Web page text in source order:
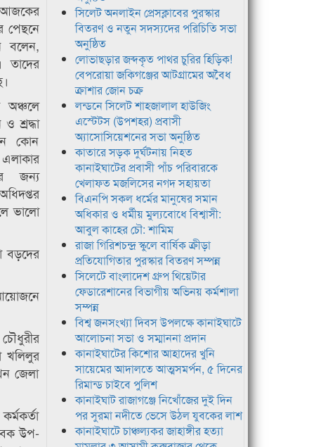
আজকের
পেছনে
বলেন,
তাদের
অঞ্চলে
শ্রদ্ধা
কোন
জন্য
ভালো
বড়দের
খলিলুর
জেলা
উপ-
সিলেট অনলাইন প্রেসক্লাবের পুরস্কার
বিতরণ ও নতুন সদস্যদের পরিচিতি সভা
অনুষ্ঠিত
লোভাছড়ার জব্দকৃত পাথর চুরির হিড়িক!
বেপরোয়া জকিগঞ্জের আটগ্রামের অবৈধ
ক্রাশার জোন চক্র
লন্ডনে সিলেট শাহজালাল হাউজিং
এস্টেটস (উপশহর) প্রবাসী
অ্যাসোসিয়েশনের সভা অনুষ্ঠিত
কাতারে সড়ক দুর্ঘটনায় নিহত
কানাইঘাটের প্রবাসী পাঁচ পরিবারকে
খেলাফত মজলিসের নগদ সহায়তা
বিএনপি সকল ধর্মের মানুষের সমান
অধিকার ও ধর্মীয় মুল্যবোধে বিশ্বাসী:
আবুল কাহের চৌ: শামিম
রাজা গিরিশচন্দ্র স্কুলে বার্ষিক ক্রীড়া
প্রতিযোগিতার পুরস্কার বিতরণ সম্পন্ন
সিলেটে বাংলাদেশ গ্রুপ থিয়েটার
ফেডারেশানের বিভাগীয় অভিনয় কর্মশালা
সম্পন্ন
বিশ্ব জনসংখ্যা দিবস উপলক্ষে কানাইঘাটে
আলোচনা সভা ও সম্মাননা প্রদান
কানাইঘাটের কিশোর আহাদের খুনি
সায়েমের আদালতে আত্মসমর্পন, ৫ দিনের
রিমান্ড চাইবে পুলিশ
কানাইঘাট রাজাগঞ্জে নিখোঁজের দুই দিন
পর সুরমা নদীতে ভেসে উঠল যুবকের লাশ
কানাইঘাটে চাঞ্চল্যকর জাহাঙ্গীর হত্যা